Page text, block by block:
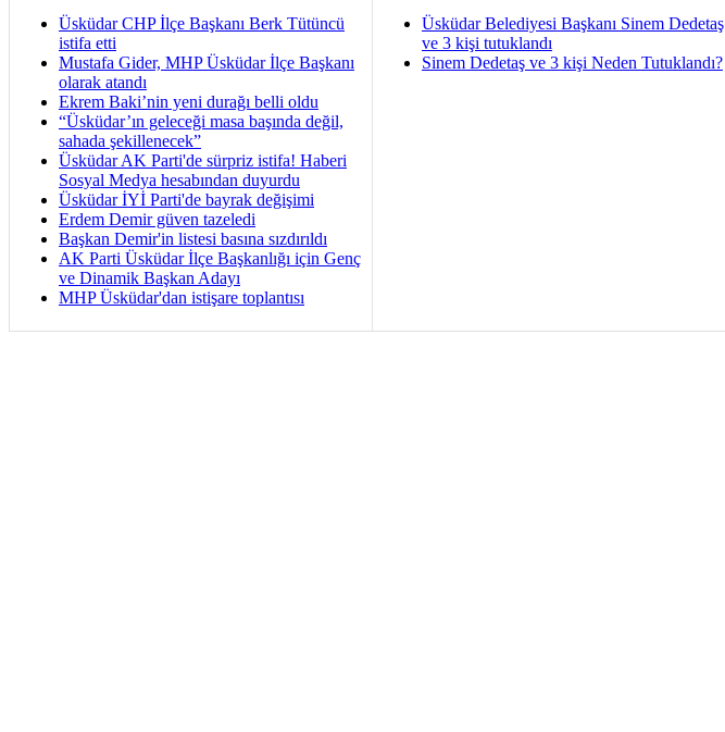
Üsküdar CHP İlçe Başkanı Berk Tütüncü
istifa etti
Mustafa Gider, MHP Üsküdar İlçe Başkanı
olarak atandı
Ekrem Baki’nin yeni durağı belli oldu
“Üsküdar’ın geleceği masa başında değil,
sahada şekillenecek”
Üsküdar AK Parti'de sürpriz istifa! Haberi
Sosyal Medya hesabından duyurdu
Üsküdar İYİ Parti'de bayrak değişimi
Erdem Demir güven tazeledi
Başkan Demir'in listesi basına sızdırıldı
AK Parti Üsküdar İlçe Başkanlığı için Genç
ve Dinamik Başkan Adayı
MHP Üsküdar'dan istişare toplantısı
Üsküdar Belediyesi Başkanı Sinem Dedetaş
ve 3 kişi tutuklandı
Sinem Dedetaş ve 3 kişi Neden Tutuklandı?